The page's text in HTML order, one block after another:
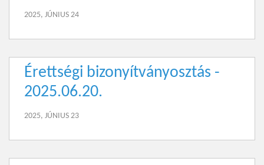
2025, JÚNIUS 24
Érettségi bizonyítványosztás -
2025.06.20.
2025, JÚNIUS 23